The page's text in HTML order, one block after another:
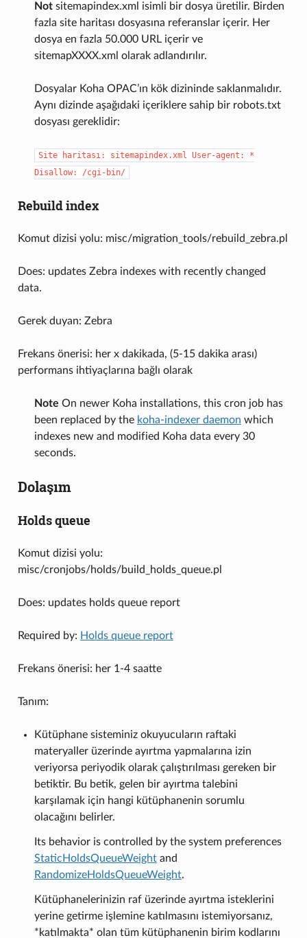
Notsitemapindex.xml isimli bir dosya üretilir. Birden
fazla site haritası dosyasına referanslar içerir. Her
dosya en fazla 50.000 URL içerir ve
sitemapXXXX.xml olarak adlandırılır.
Dosyalar Koha OPAC’ın kök dizininde saklanmalıdır.
Aynı dizinde aşağıdaki içeriklere sahip bir robots.txt
dosyası gereklidir:
Site haritası: sitemapindex.xml User-agent:
*
Disallow:
/cgi-bin/
Rebuild index
Komut dizisi yolu: misc/migration_tools/rebuild_zebra.pl
Does: updates Zebra indexes with recently changed
data.
Gerek duyan: Zebra
Frekans önerisi: her x dakikada, (5-15 dakika arası)
performans ihtiyaçlarına bağlı olarak
Note On newer Koha installations, this cron job has
been replaced by the koha-indexer daemon which
indexes new and modified Koha data every 30
seconds.
Dolaşım
Holds queue
Komut dizisi yolu:
misc/cronjobs/holds/build_holds_queue.pl
Does: updates holds queue report
Required by: Holds queue report
Frekans önerisi: her 1-4 saatte
Tanım:
Kütüphane sisteminiz okuyucuların raftaki
materyaller üzerinde ayırtma yapmalarına izin
veriyorsa periyodik olarak çalıştırılması gereken bir
betiktir. Bu betik, gelen bir ayırtma talebini
karşılamak için hangi kütüphanenin sorumlu
olacağını belirler.
Its behavior is controlled by the system preferences
StaticHoldsQueueWeightand
RandomizeHoldsQueueWeight.
Kütüphanelerinizin raf üzerinde ayırtma isteklerini
yerine getirme işlemine katılmasını istemiyorsanız,
*katılmakta* olan tüm kütüphanenin birim kodlarını